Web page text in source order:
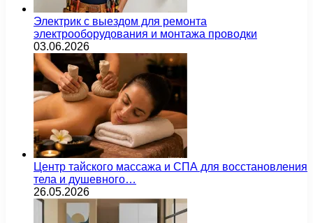
Электрик с выездом для ремонта
электрооборудования и монтажа проводки
03.06.2026
Центр тайского массажа и СПА для восстановления
тела и душевного…
26.05.2026